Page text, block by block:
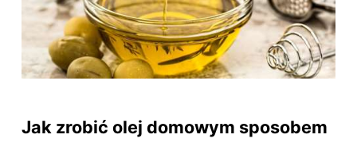
Jak zrobić olej domowym sposobem